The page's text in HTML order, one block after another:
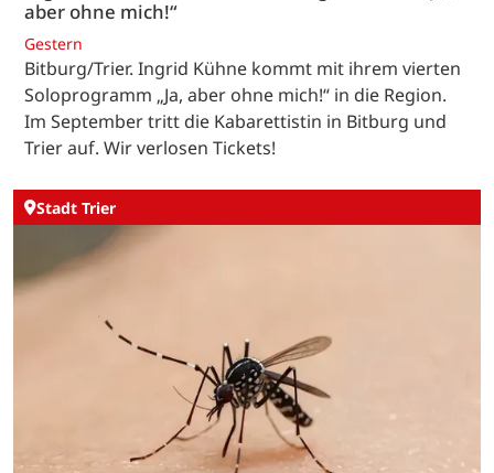
aber ohne mich!“
Gestern
Bitburg/Trier. Ingrid Kühne kommt mit ihrem vierten
Soloprogramm „Ja, aber ohne mich!“ in die Region.
Im September tritt die Kabarettistin in Bitburg und
Trier auf. Wir verlosen Tickets!
Stadt Trier